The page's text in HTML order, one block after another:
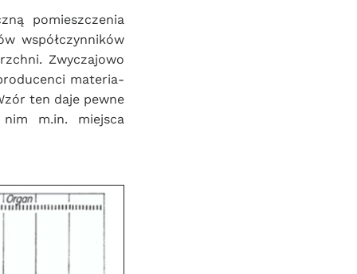
pomieszczenia
współczynników
Zwyczajowo
materia-
ten daje pewne
m.in. miejsca